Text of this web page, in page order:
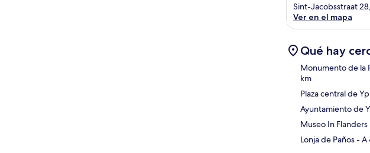
Sint-Jacobsstraat
Ver en el mapa
Qué hay
Monumento de la
km
Plaza central de
Ayuntamiento de
Museo In Flanders
Lonja de Paños- A